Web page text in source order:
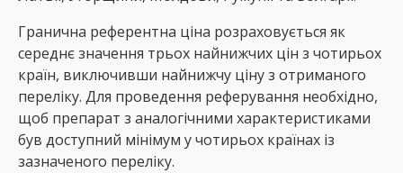
Гранична референтна ціна розраховується як
середнє значення трьох найнижчих цін з чотирьох
країн, виключивши найнижчу ціну з отриманого
переліку. Для проведення реферування необхідно,
щоб препарат з аналогічними характеристиками
був доступний мінімум у чотирьох країнах із
зазначеного переліку.